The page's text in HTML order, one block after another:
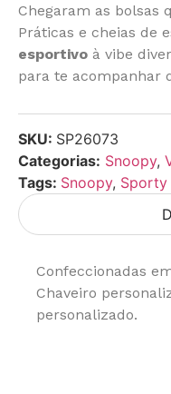
Chegaram as bolsas
Práticas e cheias de
esportivo à vibe
para te acompanhar
SKU: SP26073
Categorias: Snoopy,
Tags: Snoopy, Sporty
Confeccionadas
Chaveiro
personalizado.